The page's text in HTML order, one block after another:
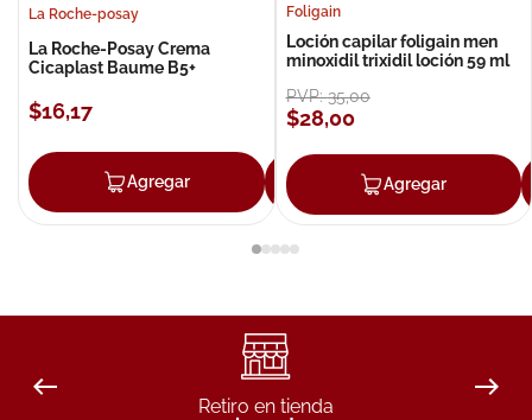
La Roche-posay
La Roche-Posay Crema
Cicaplast Baume B5+
$16,17
Agregar Agregar
Foligain
Loción capilar foligain men
minoxidil trixidil loción 59 ml
PVP:35,00
$28,00
Agregar
Retiro en tienda